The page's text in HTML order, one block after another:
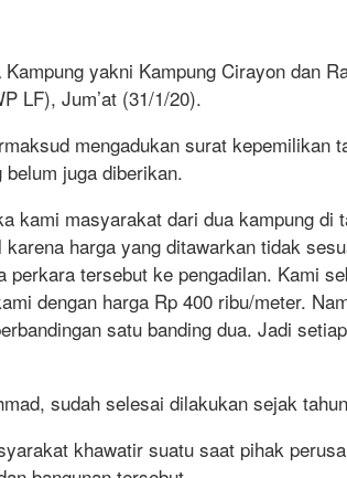
yakni Kampung Cirayon dan
LF), Jum’at (31/1/20).
mengadukan surat
juga diberikan.
kami masyarakat dari dua kampung
harga yang ditawarkan tidak
tersebut ke pengadilan. Kami
dengan harga Rp 400 ribu/meter.
satu banding dua. Jadi
sudah selesai dilakukan sejak
khawatir suatu saat pihak